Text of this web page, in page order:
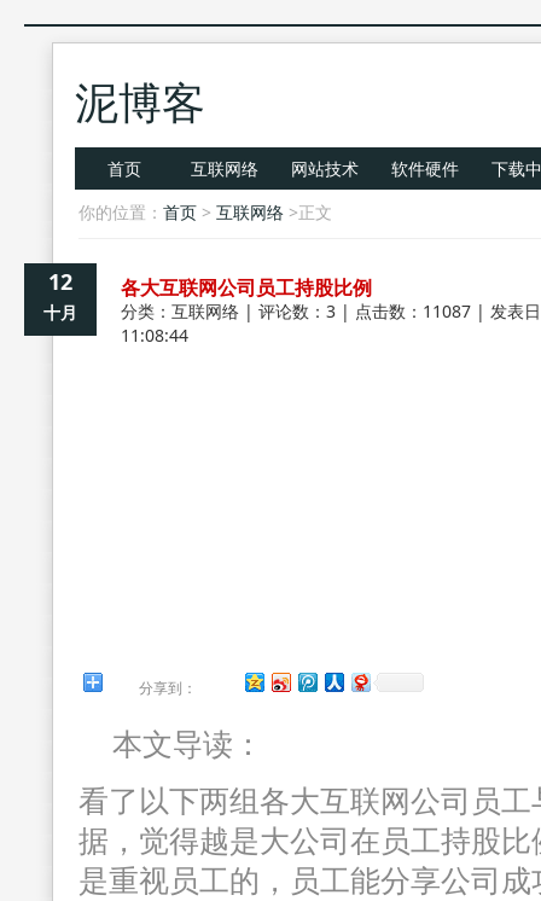
泥博客
首页 互联网络 网站技术 软件硬件
下载
你的位置： 首页 > 互联网络 >正文
12
十月
各大互联网公司员工持股比例
分类： 互联网络 | 评论数：3 | 点击数：11087 | 发表
11:08:44
分享到：
本文导读：
看了以下两组各大互联网公司员
据，觉得越是大公司在员工持股
是重视员工的，员工能分享公司